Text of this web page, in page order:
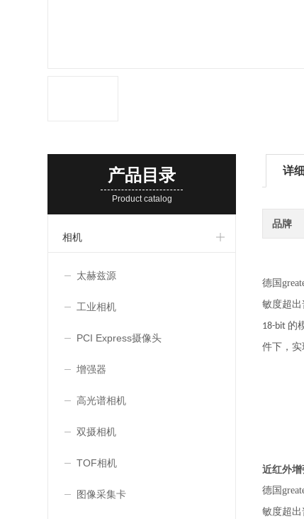
产品目录
Product catalog
相机
太赫兹源
工业相机
PCI Express摄像头
增强器
高光谱相机
双摄相机
TOF相机
图像采集卡
详
品牌
德国
敏度超出
18-bit 的
件下，实
近红外增
德国
敏度超出